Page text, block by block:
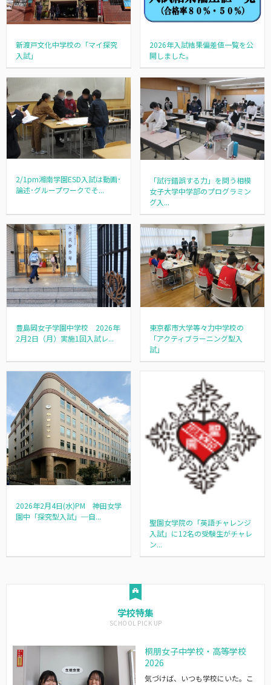
新渡戸文化中学校の「マイ探究
入試」
2026年入試結果偏差値一覧を公
開しました。
2/1pm湘南学園ESD入試は動画･
論述･グループワークでそ...
「試行錯誤する力」を問う相模
女子大学中学部のプログラミン
グ入...
豊島岡女子学園中学校 2026年
2月2日（月）実施1回入試レ...
東京都市大学等々力中学校の
「アクティブラーニング型入
試」
2026年2月4日(水)PM 神田女学
園中「探究型入試」─自...
聖園女学院の「英語チャレンジ
入試」に12名の受験生がチャレ
ン...
学校特集
桐朋女子中学校・高等学校
2026
気づけば、いつも学校にいた。こ